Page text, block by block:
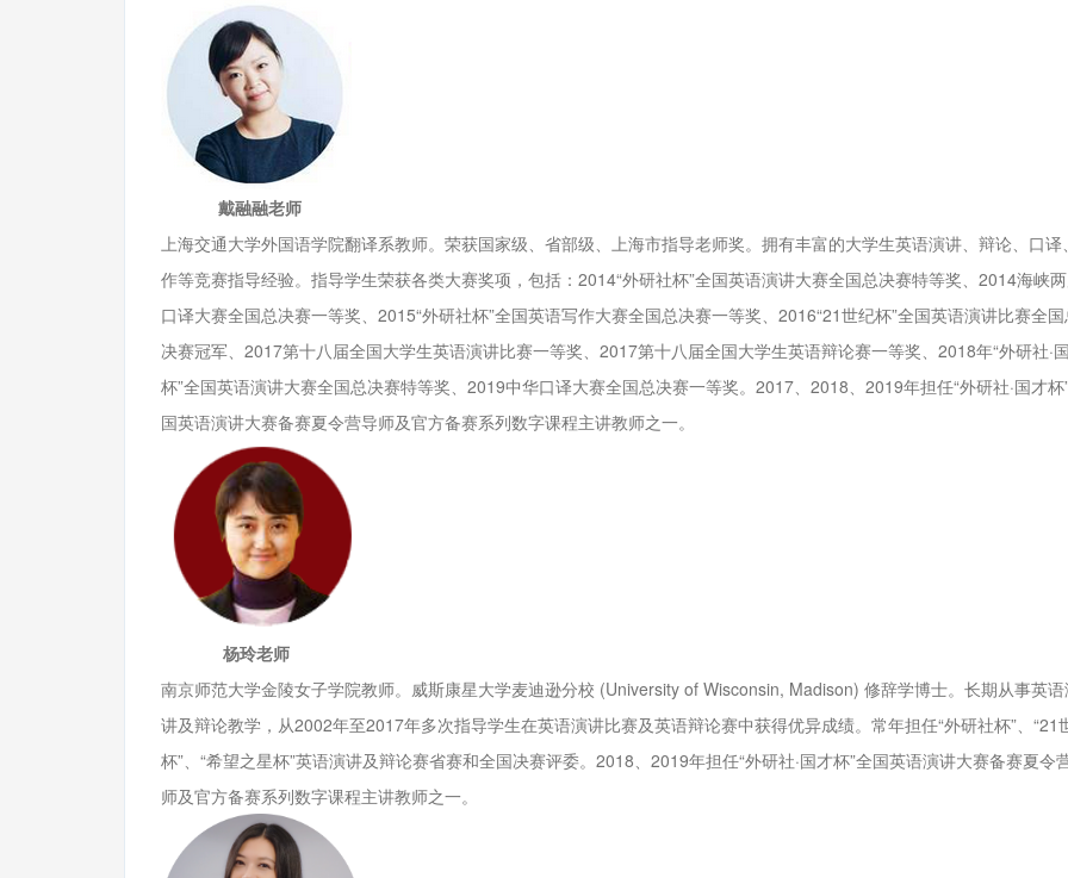
戴融融老师
上海交通大学外国语学院翻译系教师。荣获国家级、省部级、上海市指导老师奖。拥有丰富的大学生英语演讲、辩论、口译
作等竞赛指导经验。指导学生荣获各类大赛奖项，包括：2014“外研社杯”全国英语演讲大赛全国总决赛特等奖、2014海峡
口译大赛全国总决赛一等奖、2015“外研社杯”全国英语写作大赛全国总决赛一等奖、2016“21世纪杯”全国英语演讲比赛全国
决赛冠军、2017第十八届全国大学生英语演讲比赛一等奖、2017第十八届全国大学生英语辩论赛一等奖、2018年“外研社·
杯”全国英语演讲大赛全国总决赛特等奖、2019中华口译大赛全国总决赛一等奖。2017、2018、2019年担任“外研社·国才杯
国英语演讲大赛备赛夏令营导师及官方备赛系列数字课程主讲教师之一。
杨玲老师
南京师范大学金陵女子学院教师。威斯康星大学麦迪逊分校 (University of Wisconsin, Madison) 修辞学博士。长期从事英
讲及辩论教学，从2002年至2017年多次指导学生在英语演讲比赛及英语辩论赛中获得优异成绩。常年担任“外研社杯”、“21
杯”、“希望之星杯”英语演讲及辩论赛省赛和全国决赛评委。2018、2019年担任“外研社·国才杯”全国英语演讲大赛备赛夏令
师及官方备赛系列数字课程主讲教师之一。